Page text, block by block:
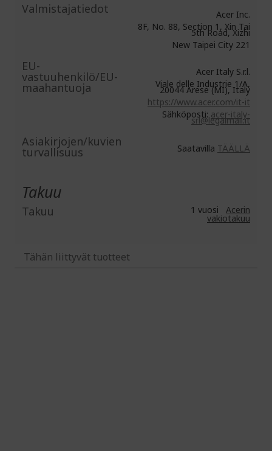
Valmistajatiedot
Acer Inc.
8F, No. 88, Section 1, Xin Tai
5th Road, Xizhi
New Taipei City 221
EU-
vastuuhenkilö/EU-
maahantuoja
Acer Italy S.r.l.
Viale delle Industrie 1/A,
20044 Arese (MI), Italy
https://www.acer.com/it-it
Sähköposti:acer-italy-
srl@legalmail.it
Asiakirjojen/kuvien
turvallisuus Saatavilla TÄÄLLÄ
Takuu
Takuu 1 vuosi Acerin
vakiotakuu
Tähän liittyvät tuotteet